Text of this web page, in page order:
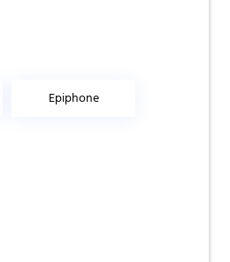
Epiphone